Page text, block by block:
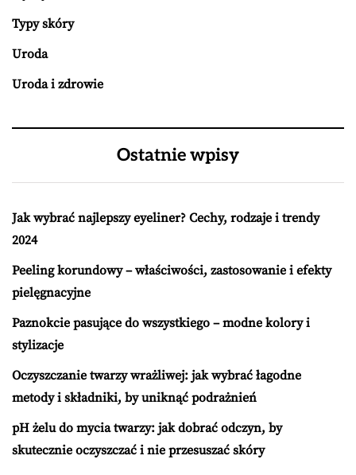
Typy skóry
Uroda
Uroda i zdrowie
Ostatnie wpisy
Jak wybrać najlepszy eyeliner? Cechy, rodzaje i trendy
2024
Peeling korundowy – właściwości, zastosowanie i efekty
pielęgnacyjne
Paznokcie pasujące do wszystkiego – modne kolory i
stylizacje
Oczyszczanie twarzy wrażliwej: jak wybrać łagodne
metody i składniki, by uniknąć podrażnień
pH żelu do mycia twarzy: jak dobrać odczyn, by
skutecznie oczyszczać i nie przesuszać skóry